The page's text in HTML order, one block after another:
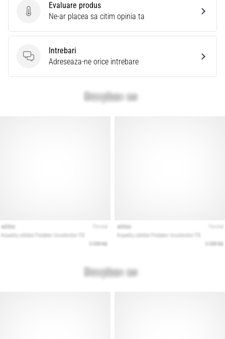
Evaluare produs
Evaluare produs
Ne-ar placea sa citim opinia ta
Intrebari
Intrebari
Adreseaza-ne orice intrebare